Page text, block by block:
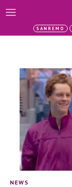
SANREMO
NEWS